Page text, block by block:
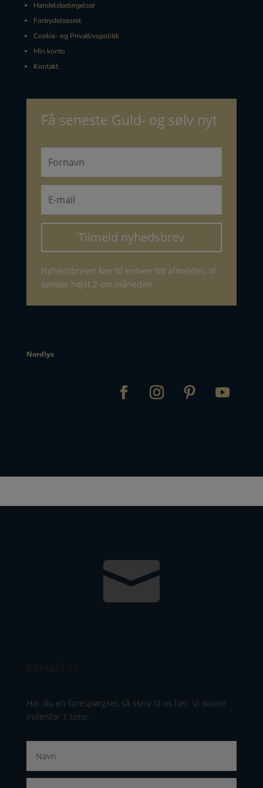
Handelsbetingelser
Fortrydelsesret
Cookie- og Privatlivspolitik
Min konto
Kontakt
Få seneste Guld- og sølv nyt
Tilmeld nyhedsbrev
Nyhedsbrevet kan til enhver tid afmeldes. Vi
sender højst 2 om måneden.
Nordlys

Har du en forespørgsel, så skriv til os her. Vi svarer
indenfor 1 time.